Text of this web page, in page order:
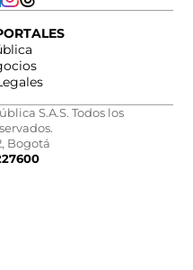
S.A.S. Todos los
Bogotá